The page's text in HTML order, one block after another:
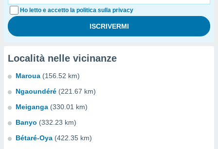
Ho letto e accetto la politica sulla privacy
Località nelle vicinanze
Maroua (156.52 km)
Ngaoundéré (221.67 km)
Meiganga (330.01 km)
Banyo (332.23 km)
Bétaré-Oya (422.35 km)